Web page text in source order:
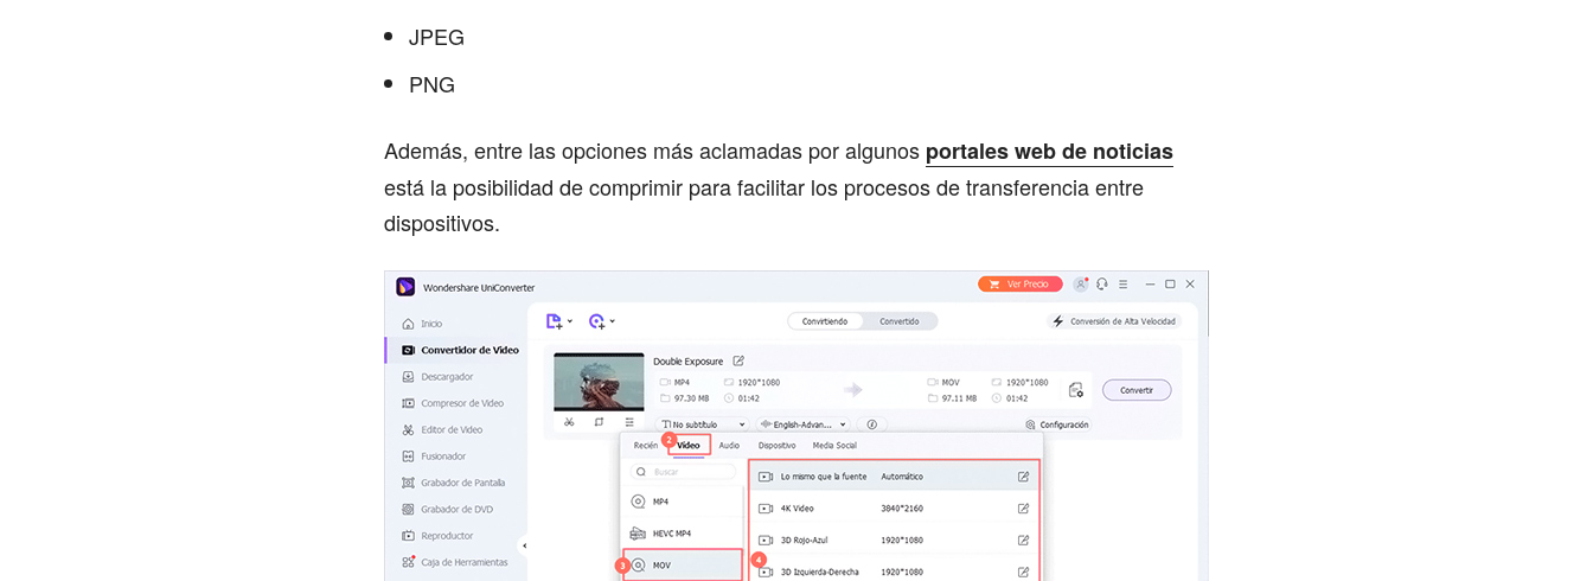
JPEG
PNG
Además, entre las opciones más aclamadas por algunos portales web de noticias
está la posibilidad de comprimir para facilitar los procesos de transferencia entre
dispositivos.